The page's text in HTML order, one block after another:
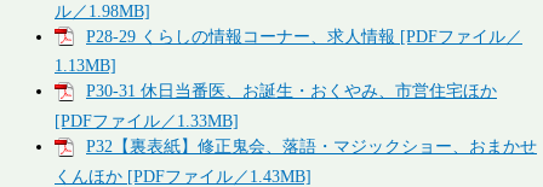
ル／1.98MB]
P28-29 くらしの情報コーナー、求人情報 [PDFファイル／
1.13MB]
P30-31 休日当番医、お誕生・おくやみ、市営住宅ほか
[PDFファイル／1.33MB]
P32【裏表紙】修正鬼会、落語・マジックショー、おまかせ
くんほか [PDFファイル／1.43MB]